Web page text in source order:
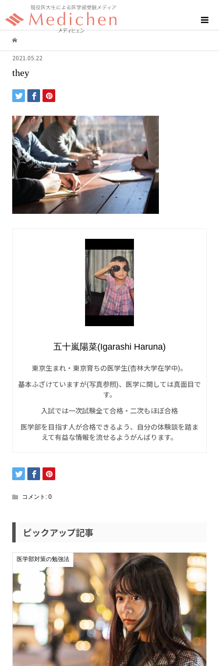
2021.05.22
they
五十嵐陽菜(Igarashi Haruna)
東京生まれ・東京育ちの医学生(杏林大学在学中)。
基本ふざけていますが(写真参照)、医学に関しては真面目で
す。
入試では一次試験全て合格・二次もほぼ合格
医学部を目指す人が合格できるよう、自分の体験談を踏ま
えて有益な情報を流せるようがんばります。
コメント: 0
ピックアップ記事
医学部対策の勉強法